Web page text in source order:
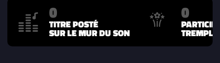
0
TITRE POSTÉ
SUR LE MUR DU SON
0